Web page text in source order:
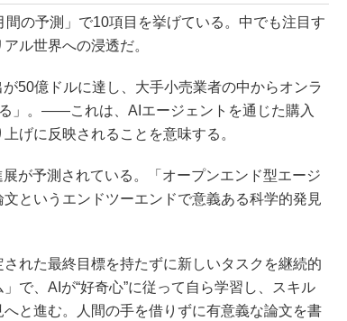
の予測」で10項目を挙げている。中でも注目す
ル世界への浸透だ。
50億ドルに達し、大手小売業者の中からオンラ
」。――これは、AIエージェントを通じた購入
げに反映されることを意味する。
が予測されている。「オープンエンド型エージ
というエンドツーエンドで意義ある科学的発見
れた最終目標を持たずに新しいタスクを継続的
で、AIが“好奇心”に従って自ら学習し、スキル
と進む。人間の手を借りずに有意義な論文を書